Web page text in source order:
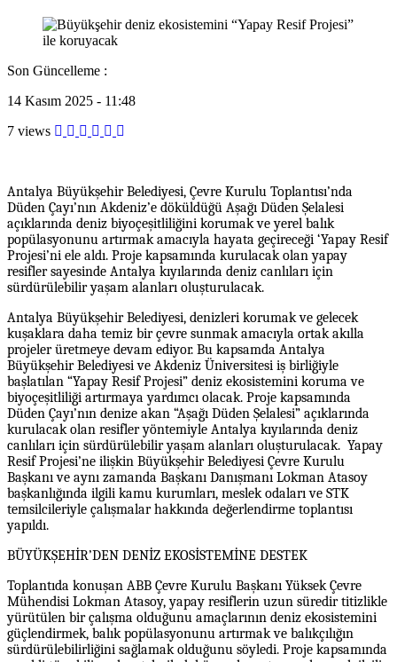
Son Güncelleme :
14 Kasım 2025 - 11:48
7 views
Antalya Büyükşehir Belediyesi, Çevre Kurulu Toplantısı’nda
Düden Çayı’nın Akdeniz’e döküldüğü Aşağı Düden Şelalesi
açıklarında deniz biyoçeşitliliğini korumak ve yerel balık
popülasyonunu artırmak amacıyla hayata geçireceği ‘Yapay Resif
Projesi’ni ele aldı. Proje kapsamında kurulacak olan yapay
resifler sayesinde Antalya kıyılarında deniz canlıları için
sürdürülebilir yaşam alanları oluşturulacak.
Antalya Büyükşehir Belediyesi, denizleri korumak ve gelecek
kuşaklara daha temiz bir çevre sunmak amacıyla ortak akılla
projeler üretmeye devam ediyor. Bu kapsamda Antalya
Büyükşehir Belediyesi ve Akdeniz Üniversitesi iş birliğiyle
başlatılan “Yapay Resif Projesi” deniz ekosistemini koruma ve
biyoçeşitliliği artırmaya yardımcı olacak. Proje kapsamında
Düden Çayı’nın denize akan “Aşağı Düden Şelalesi” açıklarında
kurulacak olan resifler yöntemiyle Antalya kıyılarında deniz
canlıları için sürdürülebilir yaşam alanları oluşturulacak. Yapay
Resif Projesi’ne ilişkin Büyükşehir Belediyesi Çevre Kurulu
Başkanı ve aynı zamanda Başkanı Danışmanı Lokman Atasoy
başkanlığında ilgili kamu kurumları, meslek odaları ve STK
temsilcileriyle çalışmalar hakkında değerlendirme toplantısı
yapıldı.
BÜYÜKŞEHİR’DEN DENİZ EKOSİSTEMİNE DESTEK
Toplantıda konuşan ABB Çevre Kurulu Başkanı Yüksek Çevre
Mühendisi Lokman Atasoy, yapay resiflerin uzun süredir titizlikle
yürütülen bir çalışma olduğunu amaçlarının deniz ekosistemini
güçlendirmek, balık popülasyonunu artırmak ve balıkçılığın
sürdürülebilirliğini sağlamak olduğunu söyledi. Proje kapsamında